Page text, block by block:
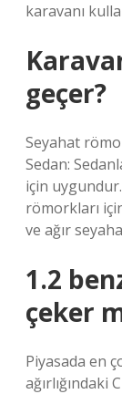
karavanı
geçer?
Seyahat
Sedan:
için
römorkları
ve ağır
1.2
çeker
Piyasada en
ağırlığındaki